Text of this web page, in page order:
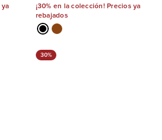
¡30% en la colección! Precios ya
rebajados
30%